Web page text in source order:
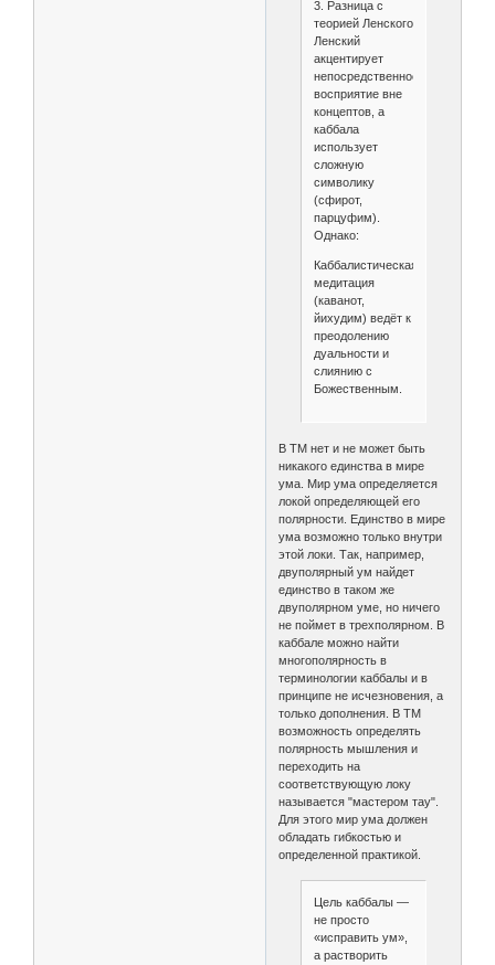
3. Разница с
теорией Ленского
Ленский
акцентирует
непосредственное
восприятие вне
концептов, а
каббала
использует
сложную
символику
(сфирот,
парцуфим).
Однако:
Каббалистическая
медитация
(каванот,
йихудим) ведёт к
преодолению
дуальности и
слиянию с
Божественным.
В ТМ нет и не может быть
никакого единства в мире
ума. Мир ума определяется
локой определяющей его
полярности. Единство в мире
ума возможно только внутри
этой локи. Так, например,
двуполярный ум найдет
единство в таком же
двуполярном уме, но ничего
не поймет в трехполярном. В
каббале можно найти
многополярность в
терминологии каббалы и в
принципе не исчезновения, а
только дополнения. В ТМ
возможность определять
полярность мышления и
переходить на
соответствующую локу
называется "мастером тау".
Для этого мир ума должен
обладать гибкостью и
определенной практикой.
Цель каббалы —
не просто
«исправить ум»,
а растворить